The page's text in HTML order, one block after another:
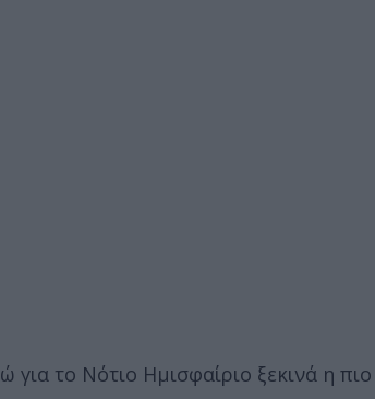
το Νότιο Ημισφαίριο ξεκινά η